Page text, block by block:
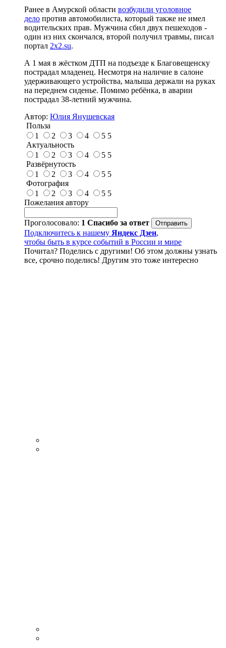
Ранее в Амурской области возбудили уголовное
дело против автомобилиста, который также не имел
водительских прав. Мужчина сбил двух пешеходов -
один из них скончался, второй получил травмы, писал
портал 2x2.su.
А 1 мая в жёстком ДТП на подъезде к Благовещенску
пострадал младенец. Несмотря на наличие в салоне
удерживающего устройства, малыша держали на руках
на переднем сиденье. Помимо ребёнка, в аварии
пострадал 38-летний мужчина.
Автор: Юлия Янушевская
Польза
1
2 3 4 5 5
Актуальность
1
2 3 4 5 5
Развёрнутость
1
2 3 4 5 5
Фотография
1
2 3 4 5 5
Пожелания автору
Проголосовало: 1 Спасибо за ответ
Подключитесь к нашему Яндекс Дзен,
чтобы быть в курсе событий в России и мире
Почитал? Поделись с другими! Об этом должны узнать
все, срочно поделись! Другим это тоже интересно